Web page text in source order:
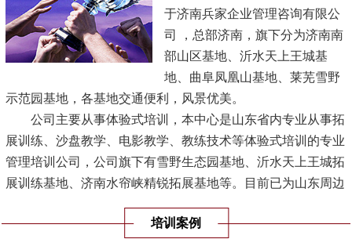
于济南兵家企业管理咨询有限公
司 ，总部济南，旗下分为济南南
部山区基地、沂水天上王城基
地、曲阜凤凰山基地、莱芜雪野
示范园基地，各基地交通便利，风景优美。
公司主要从事体验式培训，本中心是山东省内专业从事拓
展训练、沙盘教学、电影教学、教练技术等体验式培训的专业
管理培训公司，公司旗下有雪野生态园基地、沂水天上王城拓
展训练基地、济南水帘峡精锐拓展基地等。目前已为山东周边
规模最大的专业体验式培训机构。[查看详情]
培训案例